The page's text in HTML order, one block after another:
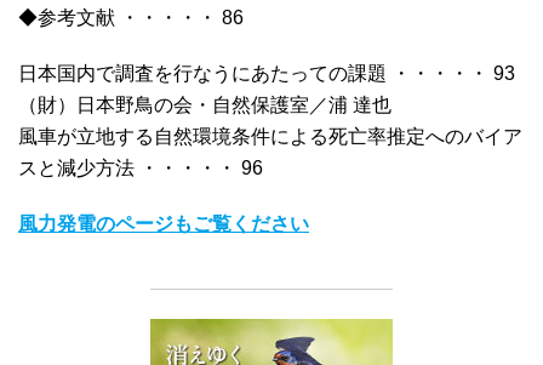
◆参考文献 ・・・・・ 86
日本国内で調査を行なうにあたっての課題 ・・・・・ 93
（財）日本野鳥の会・自然保護室／浦 達也
風車が立地する自然環境条件による死亡率推定へのバイア
スと減少方法 ・・・・・ 96
風力発電のページもご覧ください